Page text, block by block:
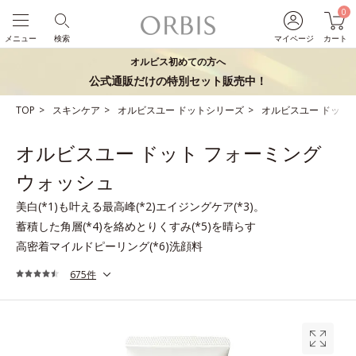
マイページ
0
カート
検索
メニュー
オルビス初めての方へ
公式通販だけの特別セット販売中！
TOP スキンケア オルビスユー ドットシリーズ オルビスユー ドット
オルビスユー ドット フォーミング
ウォッシュ
美白(*1)も叶える最高峰(*2)エイジングケア(*3)。
蓄積した角層(*4)を絡めとりくすみ(*5)を晴らす
高密着マイルドピーリング(*6)洗顔料
675件